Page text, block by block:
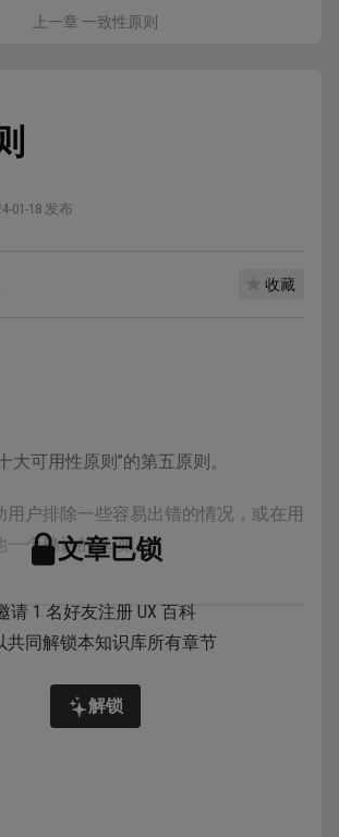
上一章 一致性原则
01-18 发布
收藏
文章已锁
请 1 名好友注册 UX 百科
共同解锁本知识库所有章节
解锁
大可用性原则”的第五原则。
用户排除一些容易出错的情况，或在用
一个确认的选项。。